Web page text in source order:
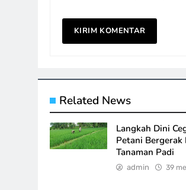
Related News
Langkah Dini
Petani Bergerak
Tanaman Padi
admin 39